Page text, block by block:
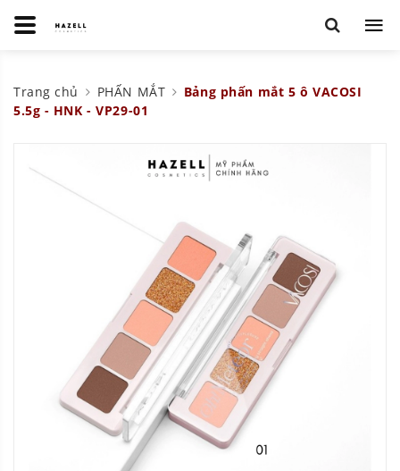
Trang chủ PHẤN MẮT
Bảng phấn mắt 5 ô VACOSI
5.5g - HNK - VP29-01